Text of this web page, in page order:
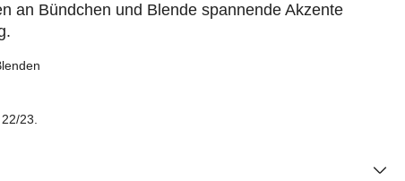
an Bündchen und Blende spannende Akzente
23.